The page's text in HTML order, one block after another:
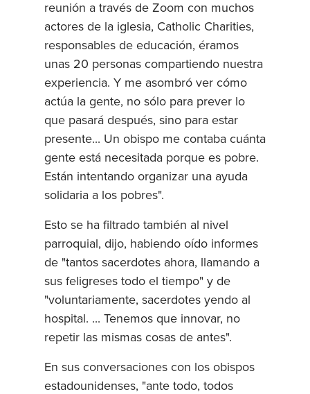
reunión a través de Zoom con muchos
actores de la iglesia, Catholic Charities,
responsables de educación, éramos
unas 20 personas compartiendo nuestra
experiencia. Y me asombró ver cómo
actúa la gente, no sólo para prever lo
que pasará después, sino para estar
presente... Un obispo me contaba cuánta
gente está necesitada porque es pobre.
Están intentando organizar una ayuda
solidaria a los pobres".
Esto se ha filtrado también al nivel
parroquial, dijo, habiendo oído informes
de "tantos sacerdotes ahora, llamando a
sus feligreses todo el tiempo" y de
"voluntariamente, sacerdotes yendo al
hospital. ... Tenemos que innovar, no
repetir las mismas cosas de antes".
En sus conversaciones con los obispos
estadounidenses, "ante todo, todos